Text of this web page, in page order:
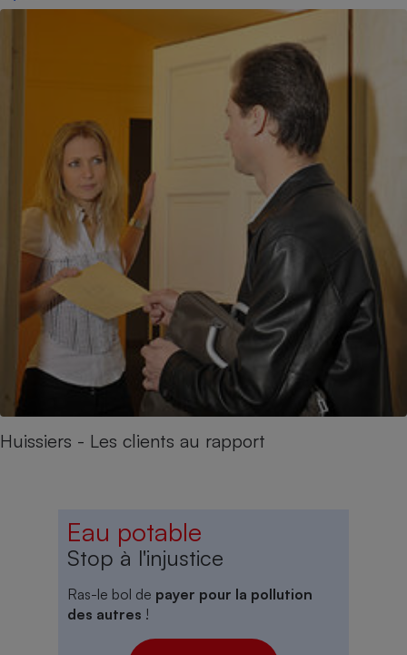
Huissiers - Les clients au rapport
Eau potable
Stop à l'injustice
Ras-le bol de payer pour la pollution
des autres !